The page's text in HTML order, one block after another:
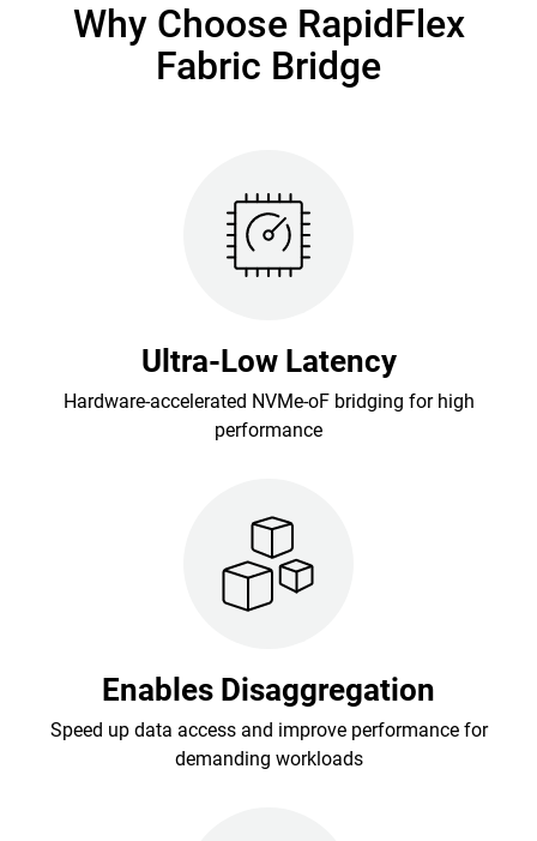
Why Choose RapidFlex
Fabric Bridge
Ultra-Low Latency
Hardware-accelerated NVMe-oF bridging for high
performance
Enables Disaggregation
Speed up data access and improve performance for
demanding workloads